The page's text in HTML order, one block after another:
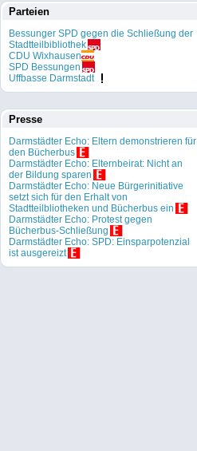
Parteien
Bessunger SPD gegen die Schließung der
Stadtteilbibliothek
CDU Wixhausen
SPD Bessungen
Uffbasse Darmstadt
Presse
Darmstädter Echo: Eltern demonstrieren für
den Bücherbus
Darmstädter Echo: Elternbeirat: Nicht an
der Bildung sparen
Darmstädter Echo: Neue Bürgerinitiative
setzt sich für den Erhalt von
Stadtteilbliotheken und Bücherbus ein
Darmstädter Echo: Protest gegen
Bücherbus-Schließung
Darmstädter Echo: SPD: Einsparpotenzial
ist ausgereizt